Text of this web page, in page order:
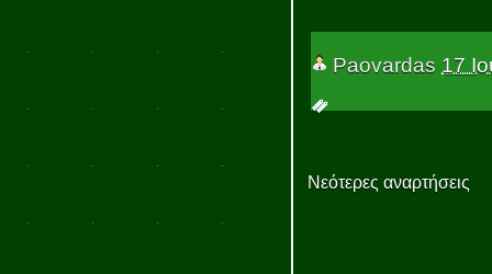
Paovardas 17
Νεότερες αναρτήσεις